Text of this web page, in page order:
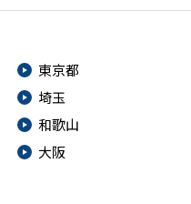
東京都
埼玉
和歌山
大阪